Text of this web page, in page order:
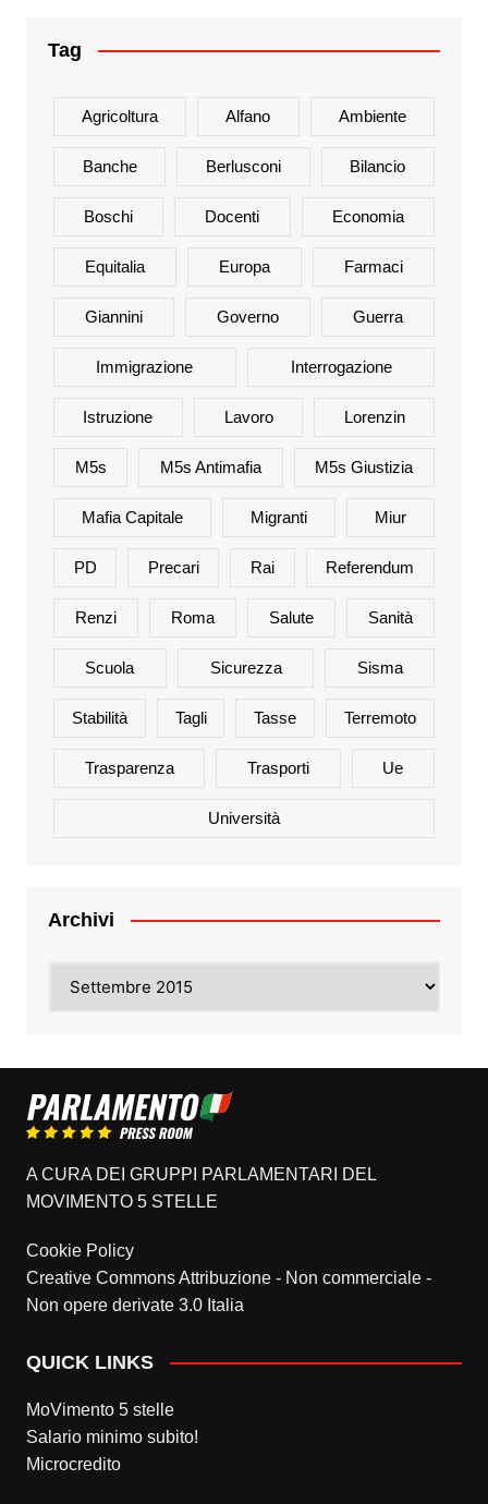
Tag
Agricoltura Alfano Ambiente
Banche Berlusconi Bilancio
Boschi Docenti Economia
Equitalia Europa Farmaci
Giannini Governo Guerra
Immigrazione Interrogazione
Istruzione Lavoro Lorenzin
M5s M5s Antimafia M5s Giustizia
Mafia Capitale Migranti Miur
PD Precari Rai Referendum
Renzi Roma Salute Sanità
Scuola Sicurezza Sisma
Stabilità Tagli Tasse Terremoto
Trasparenza Trasporti Ue
Università
Archivi
A CURA DEI GRUPPI PARLAMENTARI DEL
MOVIMENTO 5 STELLE
Cookie Policy
Creative Commons Attribuzione - Non commerciale -
Non opere derivate 3.0 Italia
QUICK LINKS
MoVimento 5 stelle
Salario minimo subito!
Microcredito